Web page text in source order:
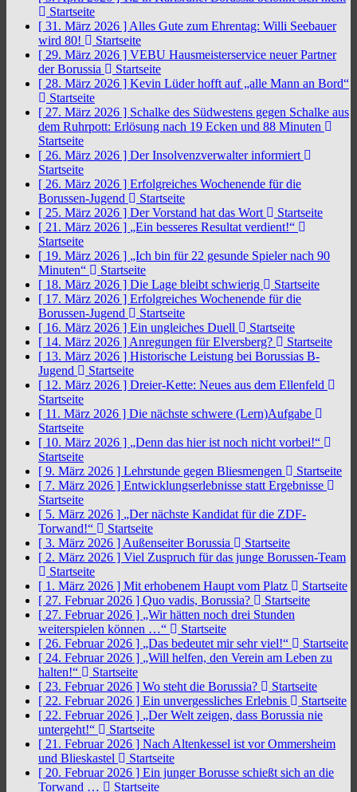
Startseite
[ 31. März 2026 ] Alles Gute zum Ehrentag: Willi Seebauer
wird 80!
Startseite
[ 29. März 2026 ] VEBU Hausmeisterservice neuer Partner
der Borussia
Startseite
[ 28. März 2026 ] Kevin Lüder hofft auf „alle Mann an Bord“
Startseite
[ 27. März 2026 ] Schalke des Südwestens gegen Schalke aus
dem Ruhrpott: Erlösung nach 19 Ecken und 88 Minuten
Startseite
[ 26. März 2026 ] Der Insolvenzverwalter informiert
Startseite
[ 26. März 2026 ] Erfolgreiches Wochenende für die
Borussen-Jugend
Startseite
[ 25. März 2026 ] Der Vorstand hat das Wort
Startseite
[ 21. März 2026 ] „Ein besseres Resultat verdient!“
Startseite
[ 19. März 2026 ] „Ich bin für 22 gesunde Spieler nach 90
Minuten“
Startseite
[ 18. März 2026 ] Die Lage bleibt schwierig
Startseite
[ 17. März 2026 ] Erfolgreiches Wochenende für die
Borussen-Jugend
Startseite
[ 16. März 2026 ] Ein ungleiches Duell
Startseite
[ 14. März 2026 ] Anregungen für Elversberg?
Startseite
[ 13. März 2026 ] Historische Leistung bei Borussias B-
Jugend
Startseite
[ 12. März 2026 ] Dreier-Kette: Neues aus dem Ellenfeld
Startseite
[ 11. März 2026 ] Die nächste schwere (Lern)Aufgabe
Startseite
[ 10. März 2026 ] „Denn das hier ist noch nicht vorbei!“
Startseite
[ 9. März 2026 ] Lehrstunde gegen Bliesmengen
Startseite
[ 7. März 2026 ] Entwicklungserlebnisse statt Ergebnisse
Startseite
[ 5. März 2026 ] „Der nächste Kandidat für die ZDF-
Torwand!“
Startseite
[ 3. März 2026 ] Außenseiter Borussia
Startseite
[ 2. März 2026 ] Viel Zuspruch für das junge Borussen-Team
Startseite
[ 1. März 2026 ] Mit erhobenem Haupt vom Platz
Startseite
[ 27. Februar 2026 ] Quo vadis, Borussia?
Startseite
[ 27. Februar 2026 ] „Wir hätten noch drei Stunden
weiterspielen können …“
Startseite
[ 26. Februar 2026 ] „Das bedeutet mir sehr viel!“
Startseite
[ 24. Februar 2026 ] „Will helfen, den Verein am Leben zu
halten!“
Startseite
[ 23. Februar 2026 ] Wo steht die Borussia?
Startseite
[ 22. Februar 2026 ] Ein unvergessliches Erlebnis
Startseite
[ 22. Februar 2026 ] „Der Welt zeigen, dass Borussia nie
untergeht!“
Startseite
[ 21. Februar 2026 ] Nach Altenkessel ist vor Ommersheim
und Blieskastel
Startseite
[ 20. Februar 2026 ] Ein junger Borusse schießt sich an die
Torwand …
Startseite